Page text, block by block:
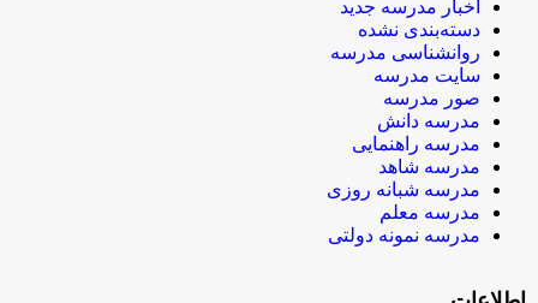
اخبار مدرسه جدید
دسته‌بندی نشده
روانشناسی مدرسه
سایت مدرسه
صور مدرسه
مدرسه دانش
مدرسه راهنمایی
مدرسه شاهد
مدرسه شبانه روزی
مدرسه معلم
مدرسه نمونه دولتی